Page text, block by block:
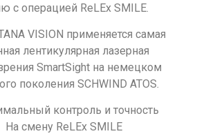
с операцией ReLEx SMILE.
VISION применяется самая
лентикулярная лазерная
SmartSight на немецком
поколения SCHWIND ATOS.
контроль и точность
На смену ReLEx SMILE